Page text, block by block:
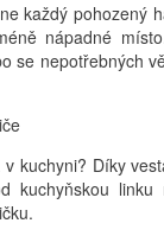
každý pohozený
nápadné
se nepotřebných
kuchyni? Díky
kuchyňskou linku